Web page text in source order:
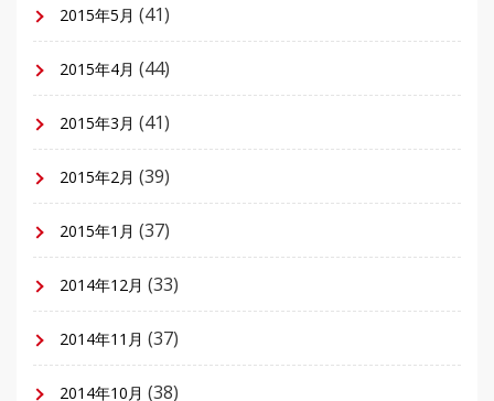
2015年5月 (41)
2015年4月 (44)
2015年3月 (41)
2015年2月 (39)
2015年1月 (37)
2014年12月 (33)
2014年11月 (37)
2014年10月 (38)